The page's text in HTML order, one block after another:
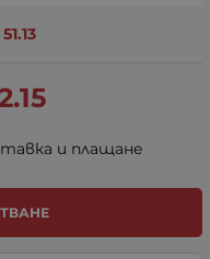
51.13
и плащане